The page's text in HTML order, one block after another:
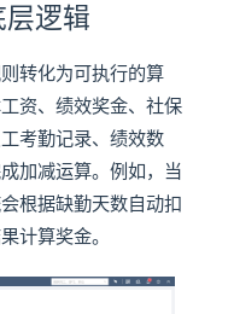
逻辑
转化为可执行的算
资、绩效奖金、社保
考勤记录、绩效数
加减运算。例如，当
根据缺勤天数自动扣
计算奖金。